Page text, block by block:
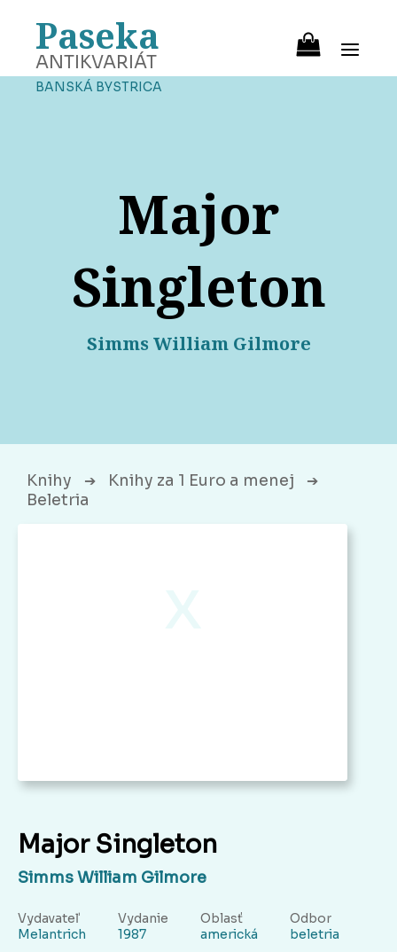
Paseka
ANTIKVARIÁT
BANSKÁ BYSTRICA
Major
Singleton
Simms William Gilmore
Knihy ➔ Knihy za 1 Euro a menej ➔
Beletria
Major Singleton
Simms William Gilmore
Vydavateľ
Melantrich
Vydanie
1987
Oblasť
americká
Odbor
beletria